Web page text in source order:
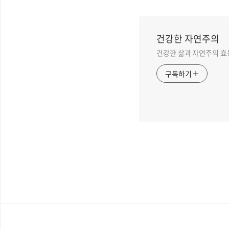
건강한 자연주의
건강한 삶과 자연주의 효
구독하기